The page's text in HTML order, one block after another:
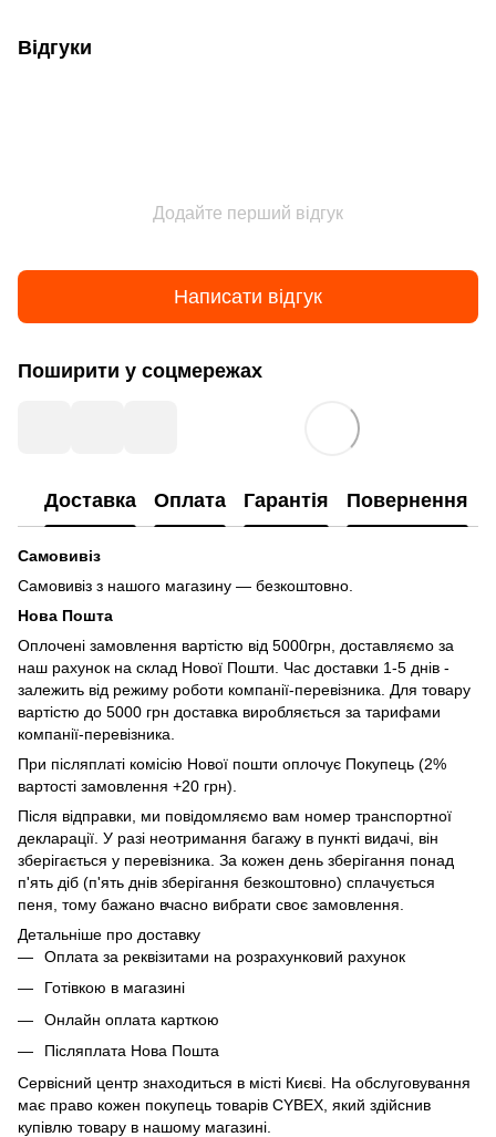
Відгуки
Додайте перший відгук
Написати відгук
Поширити у соцмережах
Доставка Оплата Гарантія Повернення
Самовивіз
Самовивіз з нашого магазину — безкоштовно.
Нова Пошта
Оплочені замовлення вартістю від 5000грн, доставляємо за
наш рахунок на склад Нової Пошти. Час доставки 1-5 днів -
залежить від режиму роботи компанії-перевізника. Для товару
вартістю до 5000 грн доставка виробляється за тарифами
компанії-перевізника.
При післяплаті комісію Нової пошти оплочує Покупець (2%
вартості замовлення +20 грн).
Після відправки, ми повідомляємо вам номер транспортної
декларації. У разі неотримання багажу в пункті видачі, він
зберігається у перевізника. За кожен день зберігання понад
п'ять діб (п'ять днів зберігання безкоштовно) сплачується
пеня, тому бажано вчасно вибрати своє замовлення.
Детальніше про доставку
Оплата за реквізитами на розрахунковий рахунок
Готівкою в магазині
Онлайн оплата карткою
Післяплата Нова Пошта
Сервісний центр знаходиться в місті Києві. На обслуговування
має право кожен покупець товарів СYBEX, який здійснив
купівлю товару в нашому магазині.